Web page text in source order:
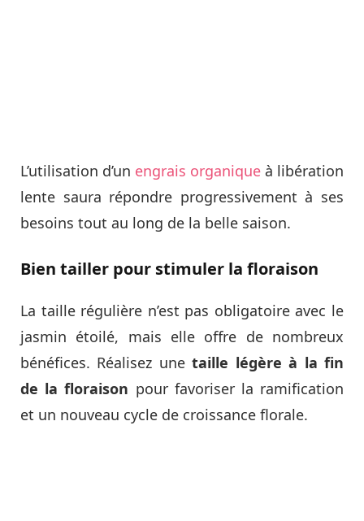
L’utilisation d’un engrais organique à libération
lente saura répondre progressivement à ses
besoins tout au long de la belle saison.
Bien tailler pour stimuler la floraison
La taille régulière n’est pas obligatoire avec le
jasmin étoilé, mais elle offre de nombreux
bénéfices. Réalisez unetaille légère à la fin
de la floraison pour favoriser la ramification
et un nouveau cycle de croissance florale.